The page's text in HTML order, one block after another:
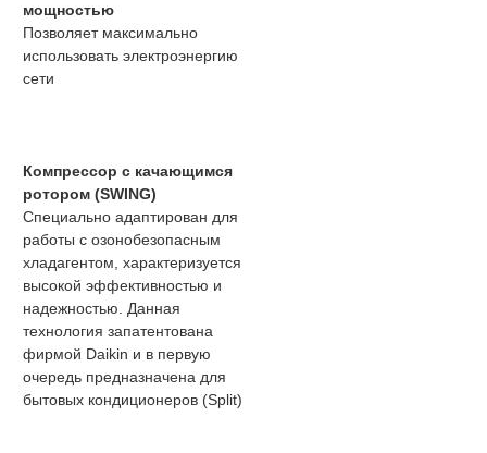
мощностью
Позволяет максимально
использовать электроэнергию
сети
Компрессор с качающимся
ротором (SWING)
Специально адаптирован для
работы с озонобезопасным
хладагентом, характеризуется
высокой эффективностью и
надежностью. Данная
технология запатентована
фирмой Daikin и в первую
очередь предназначена для
бытовых кондиционеров (Split)